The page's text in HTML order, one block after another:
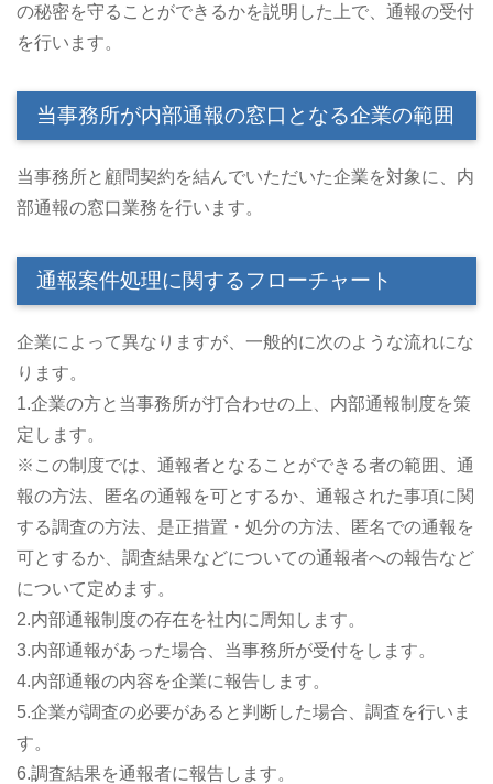
の秘密を守ることができるかを説明した上で、通報の受付
を行います。
当事務所が内部通報の窓口となる企業の範囲
当事務所と顧問契約を結んでいただいた企業を対象に、内
部通報の窓口業務を行います。
通報案件処理に関するフローチャート
企業によって異なりますが、一般的に次のような流れにな
ります。
1.企業の方と当事務所が打合わせの上、内部通報制度を策
定します。
※この制度では、通報者となることができる者の範囲、通
報の方法、匿名の通報を可とするか、通報された事項に関
する調査の方法、是正措置・処分の方法、匿名での通報を
可とするか、調査結果などについての通報者への報告など
について定めます。
2.内部通報制度の存在を社内に周知します。
3.内部通報があった場合、当事務所が受付をします。
4.内部通報の内容を企業に報告します。
5.企業が調査の必要があると判断した場合、調査を行いま
す。
6.調査結果を通報者に報告します。